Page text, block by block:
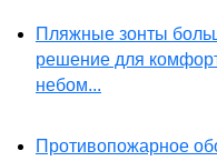
Пляжные зонты
решение для
небом...
Противопожарное